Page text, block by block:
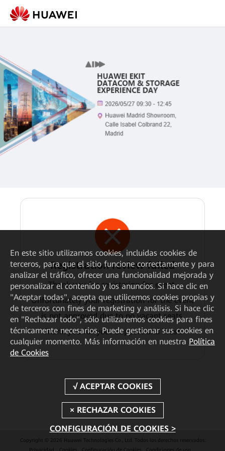
Registration review failed
Thank you for registering for event.
Unfortunately your registration for the event
is not approved due to no vacant seats.
Thank you for your Support and Trust.
Copyright © 2026 Huawei Technologies Co., Ltd. Todos los derechos reservados.
Privacidad
Cookies Configuración de Cookies Condiciones de uso
En este sitio utilizamos cookies, incluidas cookies de
terceros, para que el sitio funcione correctamente y para
analizar el tráfico, ofrecer una funcionalidad mejorada y
personalizar el contenido y los anuncios. Si hace clic en
"Aceptar todas", acepta que utilicemos cookies propias y
de terceros con fines de marketing y análisis. Si hace clic
en "Rechazar todo", sólo utilizaremos cookies para fines
técnicamente necesarios. Puede gestionar sus cookies en
cualquier momento. Más información en nuestra Política
de Cookies
CONFIGURACIÓN DE COOKIES >